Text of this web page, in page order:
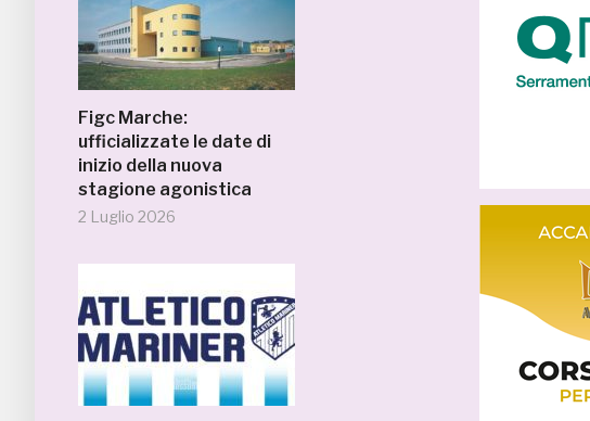
Figc Marche:
ufficializzate le date di
inizio della nuova
stagione agonistica
2 Luglio 2026